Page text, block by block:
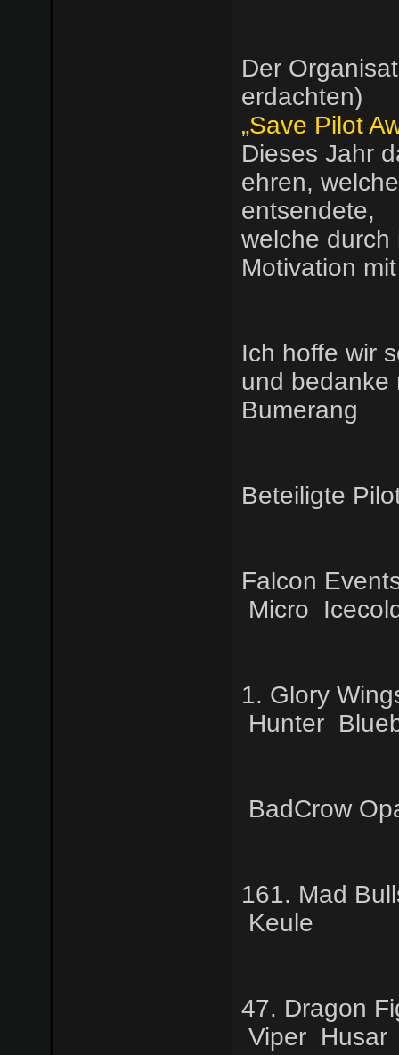
Der
erdachten)
„Save Pilot
Dieses Jahr
ehren,
entsendete,
welche durch
Motivation
Ich hoffe wir
und bedanke
Bumerang
Beteiligte
Falcon
Micro
1. Glory
Hunter
BadCrow
161. Mad
Keule
47. Dragon
Viper Husar